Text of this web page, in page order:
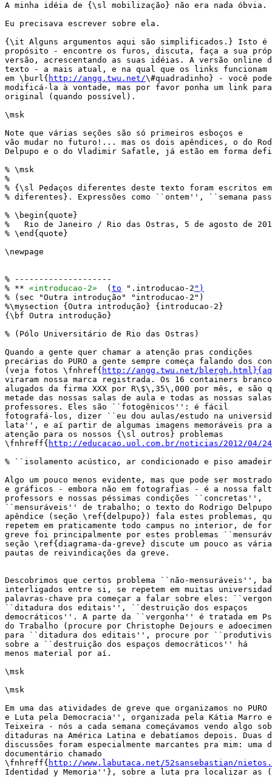
A minha idéia de {\sl mobilização} não era nada óbvia.
Eu precisava escrever sobre ela.
{\it Alguns argumentos aqui são simplificados.} Isto é
propósito - encontre os furos, discuta, faça a sua
versão, acrescentando as suas idéias. A versão online
texto - a mais atual, e na qual que os links funcionam
em \burl{ http://angg.twu.net/\#quadradinho} - você
modificá-la à vontade, mas por favor ponha um link
original (quando possível).
\msk
Note que várias seções são só primeiros esboços e
vão mudar no futuro!... mas os dois apêndices, o do
Delpupo e o do Vladimir Safatle, já estão em forma
% \msk
%
% {\sl Pedaços diferentes deste texto foram escritos em
% diferentes}. Expressões como ``ontem'', ``semana
% \begin{quote}
%   Rio de Janeiro / Rio das Ostras, 5 de agosto de
% \end{quote}
\newpage
% --------------------
% ** «introducao-2»
  (
to ".introducao-2 ")
% (sec "Outra introdução" "introducao-2")
%\mysection {Outra introdução} {introducao-2}
{\bf Outra introdução}
% (Pólo Universitário de Rio das Ostras)
Quando a gente quer chamar a atenção pras condições
precárias do PURO a gente sempre começa falando dos
(veja fotos \fnhref{ http://angg.twu.net/
viraram nossa marca registrada. Os 16 containers
alugados da firma XXX por R\$\,35\,000 por mês, e são
metade das nossas salas de aula e todas as nossas
professores. Eles são ``fotogênicos'': é fácil
fotografá-los, dizer ``eu dou aulas/estudo na
lata'', e aí partir de algumas imagens memoráveis pra
atenção para os nossos {\sl outros} problemas
\fnhreff{ http://educacao.uol.com.br/noticias/2012/04/
% ``isolamento acústico, ar condicionado e piso
Algo um pouco menos evidente, mas que pode ser mostrado
e gráficos - embora não em fotografias - é a nossa
professors e nossas péssimas condições ``concretas'',
``mensuráveis'' de trabalho; o texto do Rodrigo
apêndice (seção \ref{delpupo}) fala estes problemas,
repetem em praticamente todo campus no interior, de
greve foi principalmente por estes problemas
seção \ref{diagrama-da-greve} discute um pouco as
pautas de reivindicações da greve.
Descobrimos que certos problema ``não-mensuráveis'',
interligados entre si, se repetem em muitas
palavras-chave pra começar a falar sobre eles:
``ditadura dos editais'', ``destruição dos espaços
democráticos''. A parte da ``vergonha'' é tratada em
do Trabalho (procure por Christophe Dejours e
para ``ditadura dos editais'', procure por
sobre a ``destruição dos espaços democráticos'' há
menos material por aí.
\msk
\msk
Em uma das atividades de greve que organizamos no
e Luta pela Democracia'', organizada pela Kátia Marro e
Teixeira - nós a cada semana começávamos vendo algo
ditaduras na América Latina e debatíamos depois. Duas
discussões foram especialmente marcantes pra mim: uma
documentário chamado
\fnhreff{ http://www.labutaca.net/52sansebastian/
Identidad y Memoria''}, sobre a luta pra localizar as